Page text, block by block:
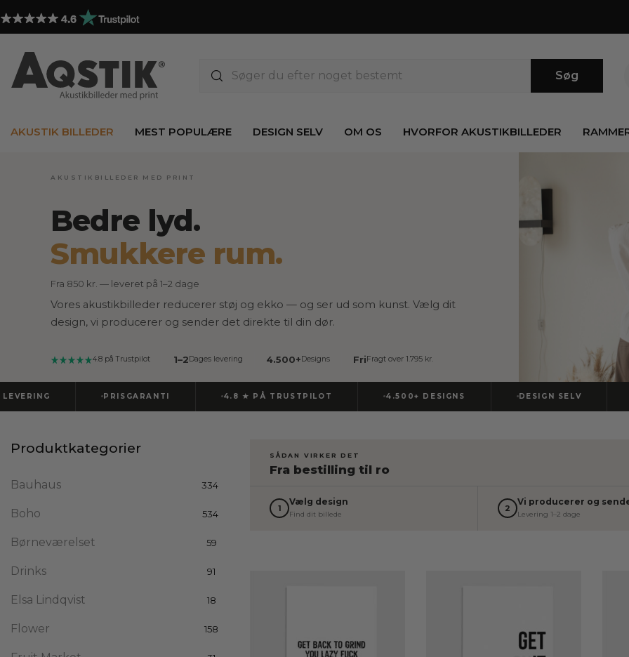
Søg
AKUSTIK BILLEDER MEST POPULÆRE DESIGN SELV OM OS HVORFOR AKUSTIKBILLEDER
AKUSTIKBILLEDER MED PRINT
Bedre lyd.
Smukkere rum.
Fra 850 kr. — leveret på 1–2 dage
Vores akustikbilleder reducerer støj og ekko — og ser ud som kunst. Vælg dit
design, vi producerer og sender det direkte til din dør.
4.8 på Trustpilot 1–2 Dages levering 4.500+ Designs Fri Fragt over 1.795 kr.
PRISGARANTI 4.8 ★ PÅ TRUSTPILOT 4.500+ DESIGNS DESIGN SELV
SÅDAN VIRKER DET
Fra bestilling til ro
1
Vælg design
Find dit billede
2
Vi producerer og
Levering 1–2 dage
Produktkategorier
Bauhaus 334
Boho 534
Børneværelset 59
Drinks 91
Elsa Lindqvist 18
Flower 158